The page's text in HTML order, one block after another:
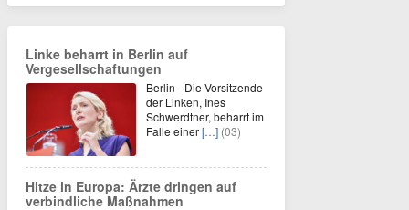
Linke beharrt in Berlin auf
Vergesellschaftungen
Berlin - Die Vorsitzende
der Linken, Ines
Schwerdtner, beharrt im
Falle einer[…] (03)
Hitze in Europa: Ärzte dringen auf
verbindliche Maßnahmen